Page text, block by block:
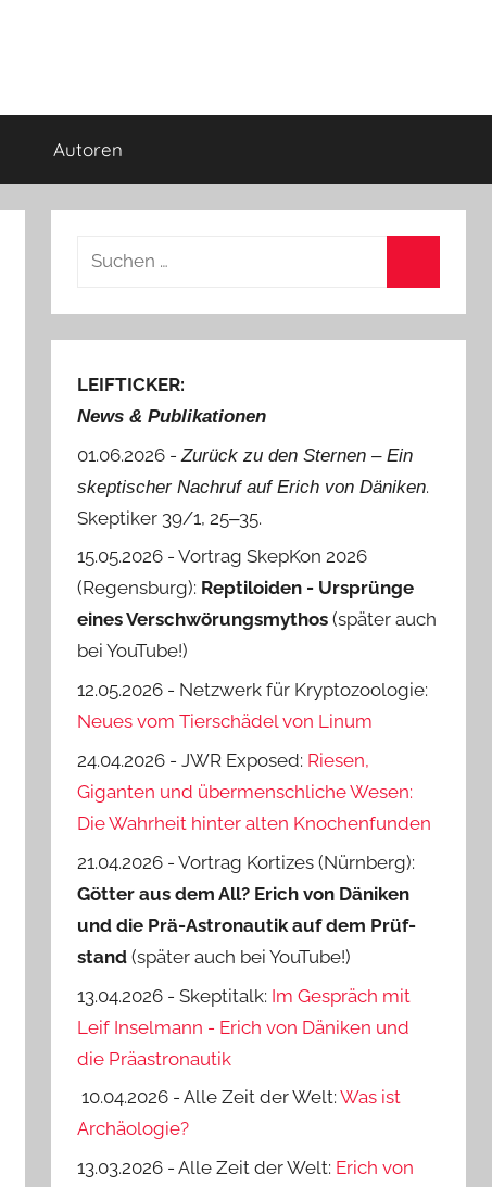
Autoren
Suchen
LEIFTICKER:
News & Publikationen
01.06.2026 -Zurück zu den Sternen ‒ Ein
skeptischer Nachruf auf Erich von Däniken.
Skeptiker 39/1, 25‒35.
15.05.2026 - Vortrag SkepKon 2026
(Regensburg): Reptiloiden - Ursprünge
eines Verschwörungsmythos (später auch
bei YouTube!)
12.05.2026 - Netzwerk für Kryptozoologie:
Neues vom Tierschädel von Linum
24.04.2026 - JWR Exposed: Riesen,
Giganten und übermenschliche Wesen:
Die Wahrheit hinter alten Knochenfunden
21.04.2026 - Vortrag Kortizes (Nürnberg):
Götter aus dem All? Erich von Däniken
und die Prä-Astro­nautik auf dem Prüf­
stand (später auch bei YouTube!)
13.04.2026 - Skeptitalk: Im Gespräch mit
Leif Inselmann - Erich von Däniken und
die Präastronautik
10.04.2026 - Alle Zeit der Welt:Was ist
Archäologie?
13.03.2026 - Alle Zeit der Welt: Erich von